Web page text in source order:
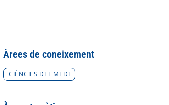
Àrees de coneixement
CIÈNCIES DEL MEDI